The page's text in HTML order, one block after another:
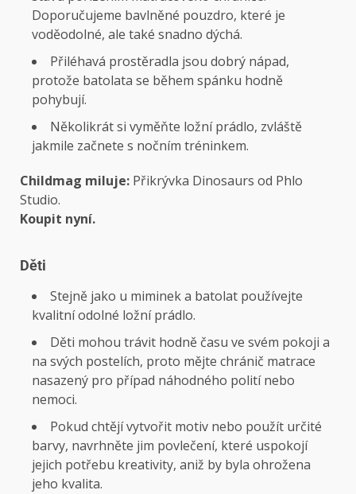
Doporučujeme bavlněné pouzdro, které je
voděodolné, ale také snadno dýchá.
Přiléhavá prostěradla jsou dobrý nápad,
protože batolata se během spánku hodně
pohybují.
Několikrát si vyměňte ložní prádlo, zvláště
jakmile začnete s nočním tréninkem.
Childmag miluje: Přikrývka Dinosaurs od Phlo
Studio.
Koupit nyní.
Děti
Stejně jako u miminek a batolat používejte
kvalitní odolné ložní prádlo.
Děti mohou trávit hodně času ve svém pokoji a
na svých postelích, proto mějte chránič matrace
nasazený pro případ náhodného polití nebo
nemoci.
Pokud chtějí vytvořit motiv nebo použít určité
barvy, navrhněte jim povlečení, které uspokojí
jejich potřebu kreativity, aniž by byla ohrožena
jeho kvalita.